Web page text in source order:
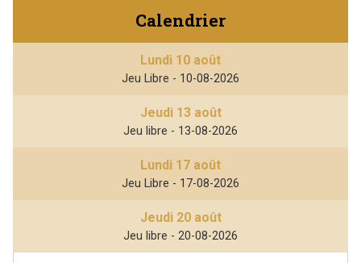
Calendrier
Lundi 10 août
Jeu Libre - 10-08-2026
Jeudi 13 août
Jeu libre - 13-08-2026
Lundi 17 août
Jeu Libre - 17-08-2026
Jeudi 20 août
Jeu libre - 20-08-2026